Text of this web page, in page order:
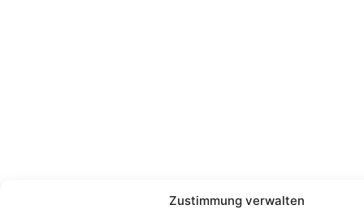
Zustimmung verwalten